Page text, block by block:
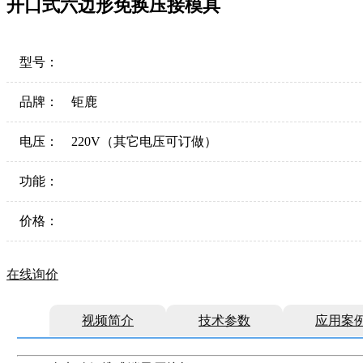
开口式六边形免换压接模具
型号：
品牌： 钜鹿
电压： 220V（其它电压可订做）
功能：
价格：
在线询价
视频简介 技术参数 应用案